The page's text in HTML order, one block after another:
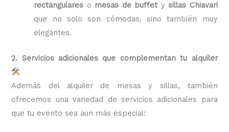
rectangulares o mesas de buffetysillas Chiavari
que no solo son cómodas, sino también muy
elegantes.
2. Servicios adicionales que complementan tu alquiler
Además del alquiler de mesas y sillas, también
ofrecemos una variedad de servicios adicionales para
que tu evento sea aún más especial: